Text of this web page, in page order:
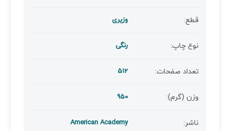
قطع: وزیری
نوع چاپ: رنگی
تعداد صفحات: 512
وزن (گرم): 950
ناشر: American Academy